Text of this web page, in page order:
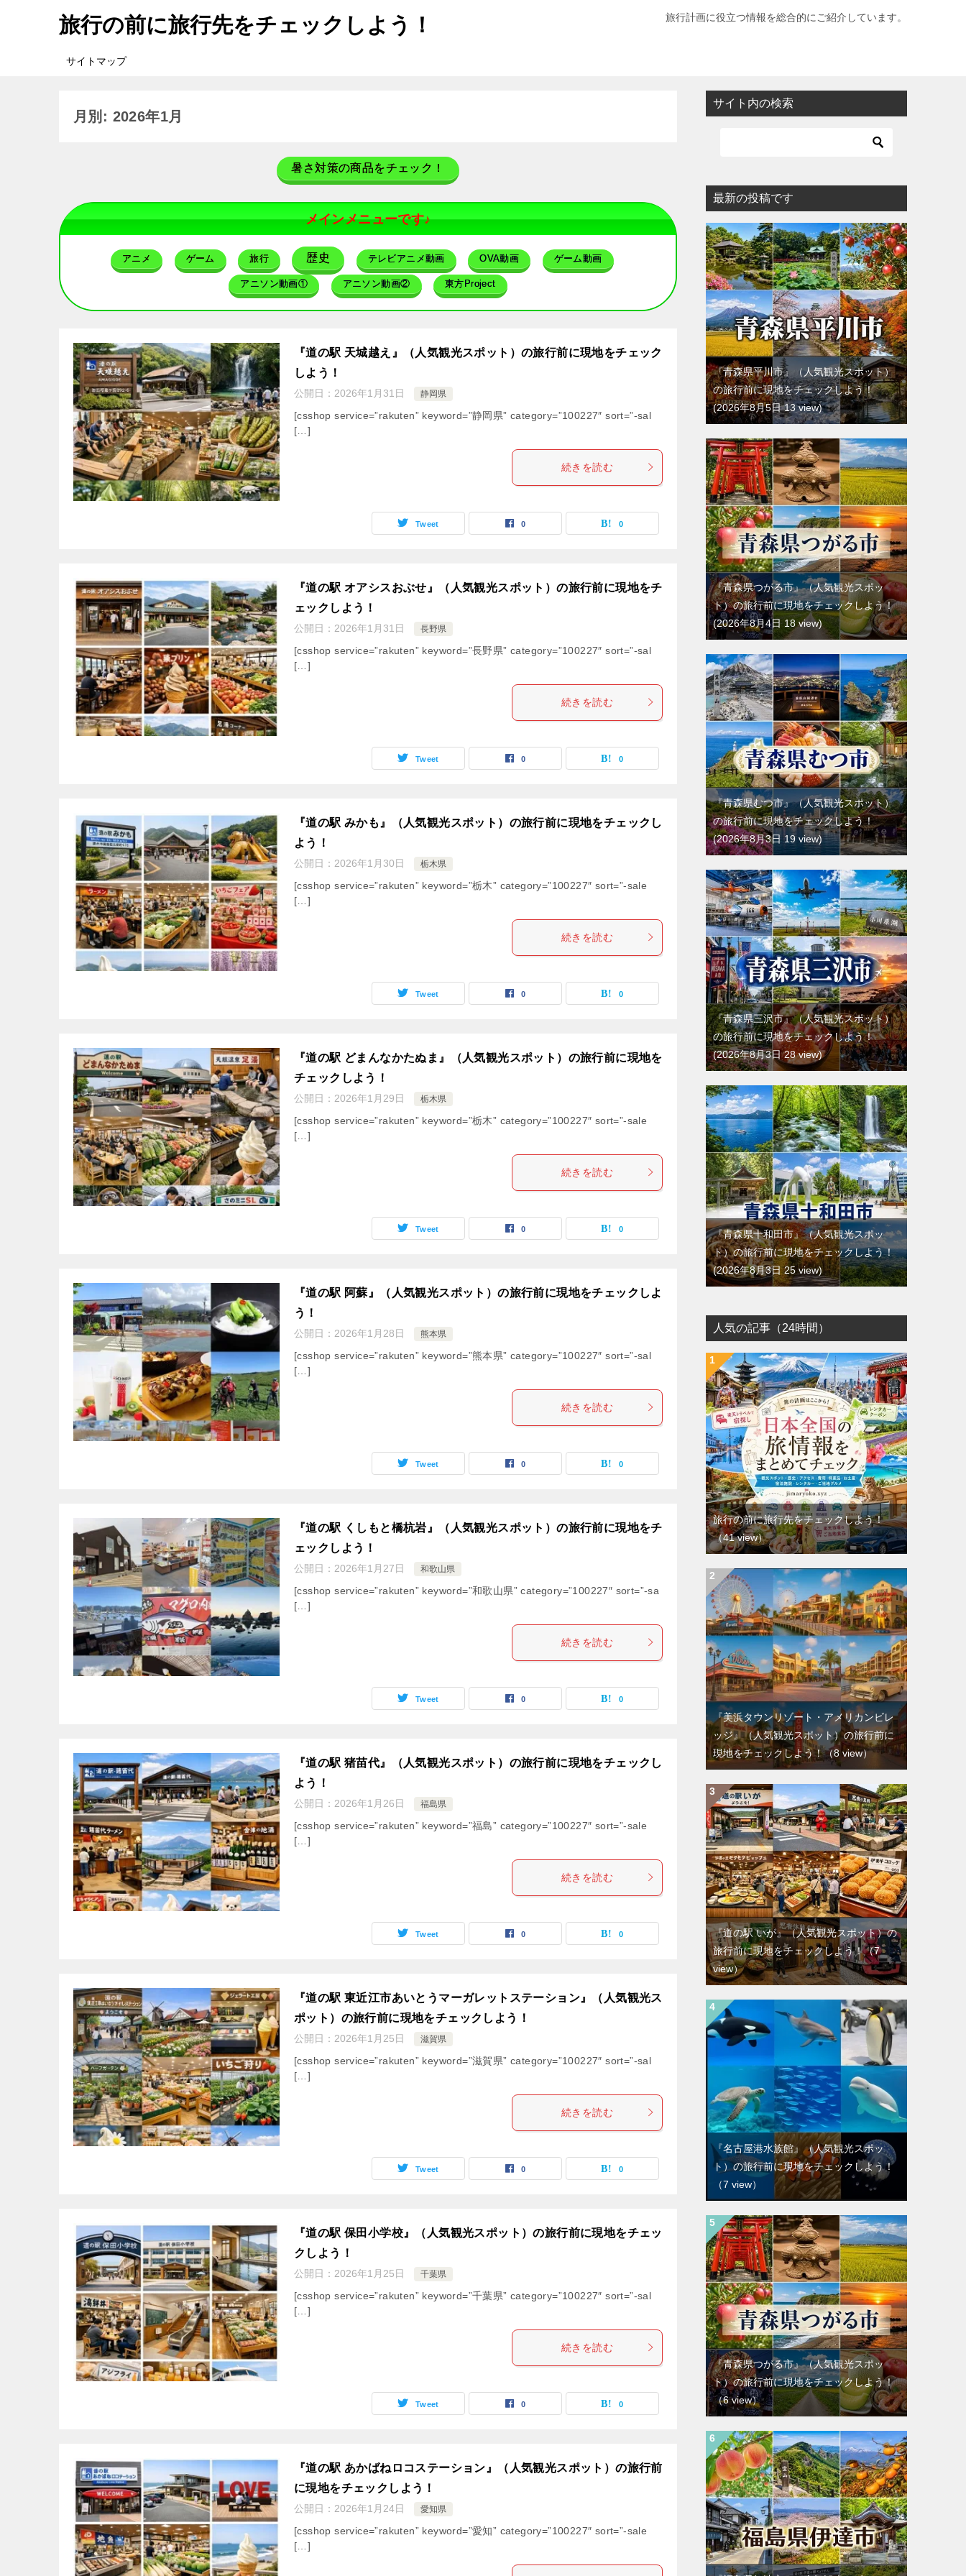
旅行の前に旅行先をチェックしよう！ 旅行計画に役立つ情報を総合的にご紹介しています。
サイトマップ
月別: 2026年1月
暑さ対策の商品をチェック！
メインメニューです♪
アニメ ゲーム 旅行 歴史 テレビアニメ動画 OVA動画 ゲーム動画
アニソン動画① アニソン動画② 東方Project
『道の駅 天城越え』（人気観光スポット）の旅行前に現地をチェック
しよう！
公開日： 2026年1月31日 静岡県
[csshop service=”rakuten” keyword=”静岡県” category=”100227″ sort=”-sal
[…]
続きを読む
Tweet 0 0
『道の駅 オアシスおぶせ』（人気観光スポット）の旅行前に現地をチ
ェックしよう！
公開日： 2026年1月31日 長野県
[csshop service=”rakuten” keyword=”長野県” category=”100227″ sort=”-sal
[…]
続きを読む
Tweet 0 0
『道の駅 みかも』（人気観光スポット）の旅行前に現地をチェックし
よう！
公開日： 2026年1月30日 栃木県
[csshop service=”rakuten” keyword=”栃木” category=”100227″ sort=”-sale
[…]
続きを読む
Tweet 0 0
『道の駅 どまんなかたぬま』（人気観光スポット）の旅行前に現地を
チェックしよう！
公開日： 2026年1月29日 栃木県
[csshop service=”rakuten” keyword=”栃木” category=”100227″ sort=”-sale
[…]
続きを読む
Tweet 0 0
『道の駅 阿蘇』（人気観光スポット）の旅行前に現地をチェックしよ
う！
公開日： 2026年1月28日 熊本県
[csshop service=”rakuten” keyword=”熊本県” category=”100227″ sort=”-sal
[…]
続きを読む
Tweet 0 0
『道の駅 くしもと橋杭岩』（人気観光スポット）の旅行前に現地をチ
ェックしよう！
公開日： 2026年1月27日 和歌山県
[csshop service=”rakuten” keyword=”和歌山県” category=”100227″ sort=”-sa
[…]
続きを読む
Tweet 0 0
『道の駅 猪苗代』（人気観光スポット）の旅行前に現地をチェックし
よう！
公開日： 2026年1月26日 福島県
[csshop service=”rakuten” keyword=”福島” category=”100227″ sort=”-sale
[…]
続きを読む
Tweet 0 0
『道の駅 東近江市あいとうマーガレットステーション』（人気観光ス
ポット）の旅行前に現地をチェックしよう！
公開日： 2026年1月25日 滋賀県
[csshop service=”rakuten” keyword=”滋賀県” category=”100227″ sort=”-sal
[…]
続きを読む
Tweet 0 0
『道の駅 保田小学校』（人気観光スポット）の旅行前に現地をチェッ
クしよう！
公開日： 2026年1月25日 千葉県
[csshop service=”rakuten” keyword=”千葉県” category=”100227″ sort=”-sal
[…]
続きを読む
Tweet 0 0
『道の駅 あかばねロコステーション』（人気観光スポット）の旅行前
に現地をチェックしよう！
公開日： 2026年1月24日 愛知県
[csshop service=”rakuten” keyword=”愛知” category=”100227″ sort=”-sale
[…]
サイト内の検索
最新の投稿です
『青森県平川市』（人気観光スポット）
の旅行前に現地をチェックしよう！
2026年8月5日 13 view
『青森県つがる市』（人気観光スポッ
ト）の旅行前に現地をチェックしよう！
2026年8月4日 18 view
『青森県むつ市』（人気観光スポット）
の旅行前に現地をチェックしよう！
2026年8月3日 19 view
『青森県三沢市』（人気観光スポット）
の旅行前に現地をチェックしよう！
2026年8月3日 28 view
『青森県十和田市』（人気観光スポッ
ト）の旅行前に現地をチェックしよう！
2026年8月3日 25 view
人気の記事（24時間）
旅行の前に旅行先をチェックしよう！
（41 view）
『美浜タウンリゾート・アメリカンビレ
ッジ』（人気観光スポット）の旅行前に
現地をチェックしよう！（8 view）
『道の駅 いが』（人気観光スポット）の
旅行前に現地をチェックしよう！（7
view）
『名古屋港水族館』（人気観光スポッ
ト）の旅行前に現地をチェックしよう！
（7 view）
『青森県つがる市』（人気観光スポッ
ト）の旅行前に現地をチェックしよう！
（6 view）